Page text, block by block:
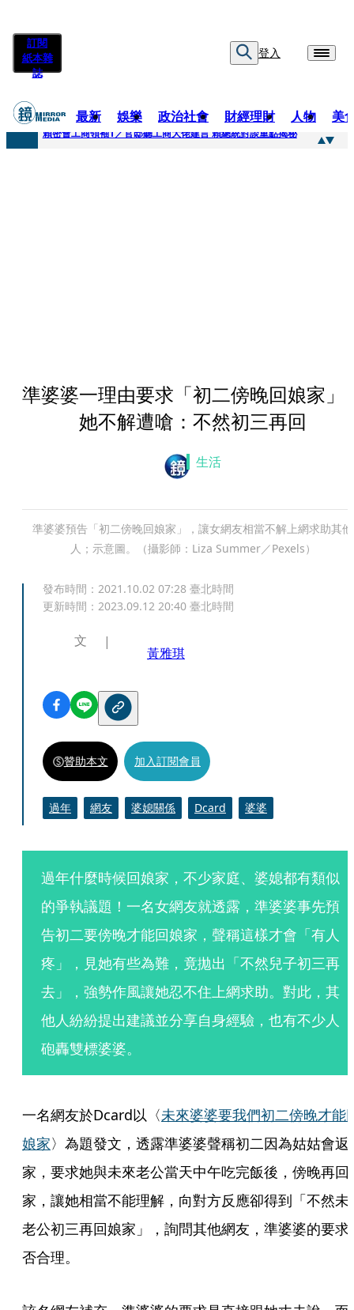
訂閱
紙本雜
誌
登入
最新 娛樂 政治社會 財經理財 人物 美
快訊
賴密會工商領袖1／官邸聽工商大佬建言 賴總統對談重點揭秘
準婆婆一理由要求「初二傍晚回娘家
她不解遭嗆：不然初三再回
生活
準婆婆預告「初二傍晚回娘家」，讓女網友相當不解上網求助其他
人；示意圖。（攝影師：Liza Summer／Pexels）
發布時間： 2021.10.02 07:28 臺北時間
更新時間： 2023.09.12 20:40 臺北時間
文
黃雅琪
贊助本文 加入訂閱會員
過年 網友 婆媳關係 Dcard 婆婆
過年什麼時候回娘家，不少家庭、婆媳都有類似
的爭執議題！一名女網友就透露，準婆婆事先預
告初二要傍晚才能回娘家，聲稱這樣才會「有人
疼」，見她有些為難，竟拋出「不然兒子初三再
去」，強勢作風讓她忍不住上網求助。對此，其
他人紛紛提出建議並分享自身經驗，也有不少人
砲轟雙標婆婆。
一名網友於Dcard以〈未來婆婆要我們初二傍晚才能
娘家〉為題發文，透露準婆婆聲稱初二因為姑姑會返
家，要求她與未來老公當天中午吃完飯後，傍晚再回
家，讓她相當不能理解，向對方反應卻得到「不然未
老公初三再回娘家」，詢問其他網友，準婆婆的要求
否合理。